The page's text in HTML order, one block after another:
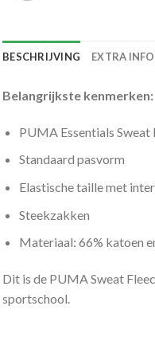
BESCHRIJVING EXTRA
Belangrijkste kenmerken:
PUMA Essentials
Standaard pasvorm
Elastische taille met
Steekzakken
Materiaal: 66% katoen
Dit is de PUMA Sweat
sportschool.